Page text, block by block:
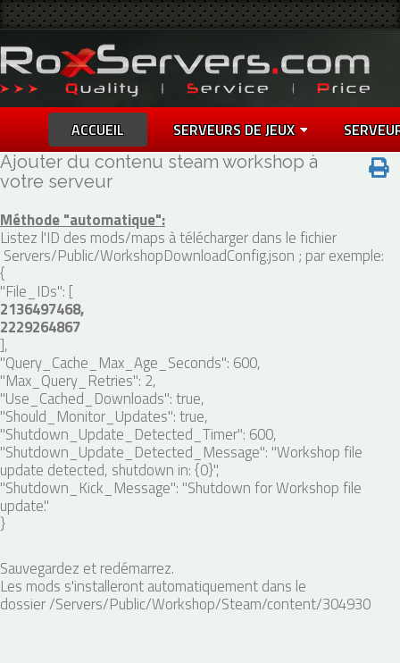
ACCUEIL SERVEURS DE JEUX
Ajouter du contenu steam workshop à
votre serveur
Méthode "automatique":
Listez l'ID des mods/maps à télécharger dans le fichier
Servers/Public/WorkshopDownloadConfig.json ; par exemple:
{
"File_IDs": [
2136497468,
2229264867
],
"Query_Cache_Max_Age_Seconds": 600,
"Max_Query_Retries": 2,
"Use_Cached_Downloads": true,
"Should_Monitor_Updates": true,
"Shutdown_Update_Detected_Timer": 600,
"Shutdown_Update_Detected_Message": "Workshop file
update detected, shutdown in: {0}",
"Shutdown_Kick_Message": "Shutdown for Workshop file
update."
}
Sauvegardez et redémarrez.
Les mods s'installeront automatiquement dans le
dossier/Servers/Public/Workshop/Steam/content/304930